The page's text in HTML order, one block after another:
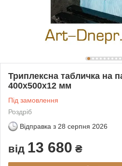
Триплексна табличка на
400х500x12 мм
Під замовлення
Роздріб
Відправка з 28 серпня 2026
від 13 680 ₴